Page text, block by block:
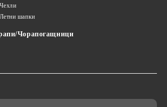
Чехли
Летни шапки
Чорапогащници